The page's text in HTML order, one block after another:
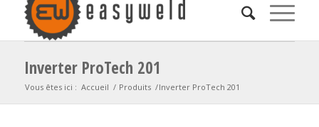
Inverter ProTech 201
Vous êtes ici : Accueil / Produits /Inverter ProTech 201